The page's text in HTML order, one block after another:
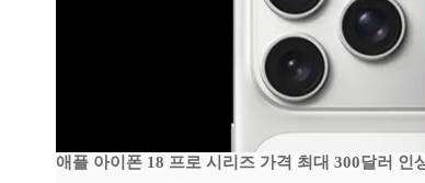
애플 아이폰 18 프로 시리즈 가격 최대 300달러 인